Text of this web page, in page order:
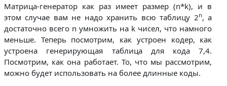
Матрица-генератор как раз имеет размер (n*k), и в
этом случае вам не надо хранить всю таблицу 2n, а
достаточно всего n умножить на k чисел, что намного
меньше. Теперь посмотрим, как устроен кодер, как
устроена генерирующая таблица для кода 7,4.
Посмотрим, как она работает. То, что мы рассмотрим,
можно будет использовать на более длинные коды.